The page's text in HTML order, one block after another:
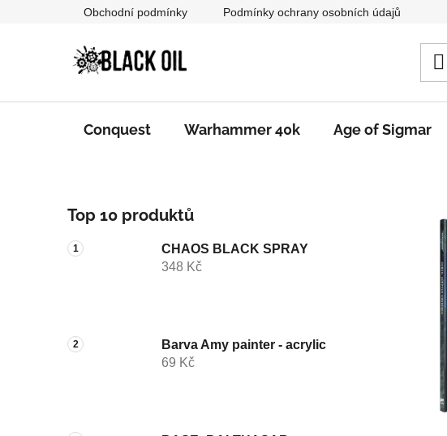
Obchodní podmínky Podmínky ochrany osobních údajů
Conquest Warhammer 40k Age of Sigmar
o
s
t
n
n
Top 10 produktů
CHAOS BLACK SPRAY
348 Kč
Barva Amy painter - acrylic
69 Kč